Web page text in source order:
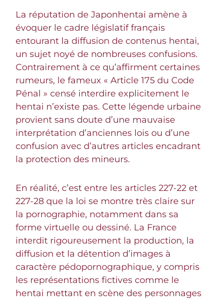
La réputation de Japonhentai amène à
évoquer le cadre législatif français
entourant la diffusion de contenus hentai,
un sujet noyé de nombreuses confusions.
Contrairement à ce qu’affirment certaines
rumeurs, le fameux « Article 175 du Code
Pénal » censé interdire explicitement le
hentai n’existe pas. Cette légende urbaine
provient sans doute d’une mauvaise
interprétation d’anciennes lois ou d’une
confusion avec d’autres articles encadrant
la protection des mineurs.
En réalité, c’est entre les articles 227-22 et
227-28 que la loi se montre très claire sur
la pornographie, notamment dans sa
forme virtuelle ou dessiné. La France
interdit rigoureusement la production, la
diffusion et la détention d’images à
caractère pédopornographique, y compris
les représentations fictives comme le
hentai mettant en scène des personnages